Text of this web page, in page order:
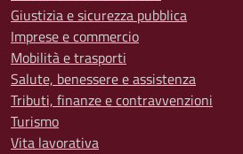
Giustizia e sicurezza pubblica
Imprese e commercio
Mobilità e trasporti
Salute, benessere e assistenza
Tributi, finanze e contravvenzioni
Turismo
Vita lavorativa